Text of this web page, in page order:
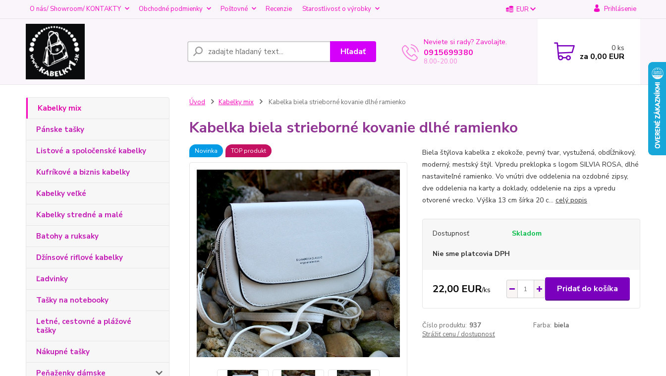
O nás/ Showroom/ KONTAKTY Obchodné podmienky Poštovné Recenzie Starostlivosť o výrobky EUR Prihlásenie
Hľadať
Neviete si rady? Zavolajte.
0915699380
8.00-20.00
0 ks
za 0,00 EUR
Kabelky mix
Pánske tašky
Listové a spoločenské kabelky
Kufríkové a biznis kabelky
Kabelky veľké
Kabelky stredné a malé
Batohy a ruksaky
Džínsové riflové kabelky
Ľadvinky
Tašky na notebooky
Letné, cestovné a plážové
tašky
Nákupné tašky
Peňaženky dámske
Úvod Kabelky mix Kabelka biela strieborné kovanie dlhé ramienko
Kabelka biela strieborné kovanie dlhé ramienko
Novinka TOP produkt
Biela štýlova kabelka z ekokože, pevný tvar, vystužená, obdĺžnikový,
moderný, mestský štýl. Vpredu preklopka s logom SILVIA ROSA, dlhé
nastaviteľné ramienko. Vo vnútri dve oddelenia na ozdobné zipsy,
dve oddelenia na karty a doklady, oddelenie na zips a vpredu
otvorené vrecko. Výška 13 cm šírka 20 c... celý popis
Dostupnosť Skladom
Nie sme platcovia DPH
22,00 EUR/ks Pridať do košíka
Číslo produktu: 937 Farba: biela
Strážiť cenu / dostupnosť